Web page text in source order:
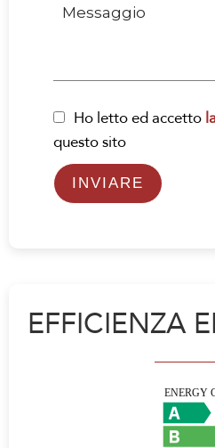
Ho letto ed accetto
questo sito
INVIARE
EFFICIENZA